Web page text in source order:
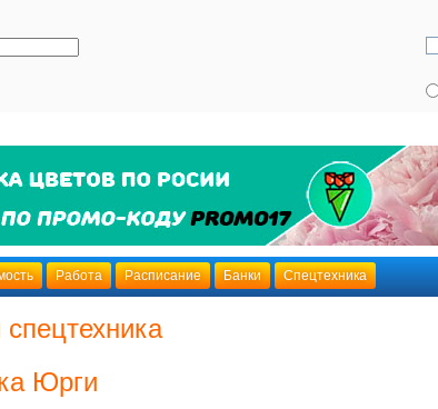
Работа Расписание Банки Спецтехника
Юрги